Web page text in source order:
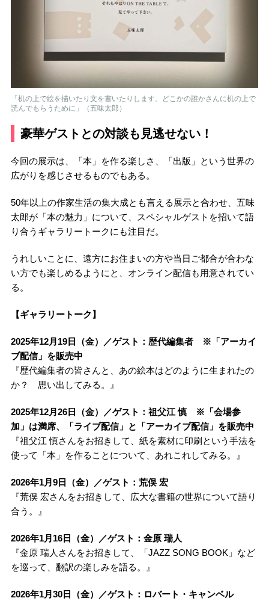
「机の上で絵を描いたり文を書いたりします。どこかの誰かさんに机の上で
読んでもらうために」（五味太郎）
豪華ゲストとの対談も見逃せない！
今回の展示は、「本」を作る楽しさ、「出版」という世界の
広がりを感じさせるものでもある。
50年以上の作家生活の集大成とも言える展示と合わせ、五味
太郎が「本の魅力」について、スペシャルゲストを招いて語
り合うギャラリートークにも注目だ。
うれしいことに、遠方にお住まいの方や当日ご都合が合わな
い方でも楽しめるようにと、オンライン配信も用意されてい
る。
【ギャラリートーク】
2025年12月19日（金）／ゲスト：歴代編集者 ※「アーカイ
ブ配信」を販売中
『歴代編集者の皆さんと、あの絵本はどのように生まれたの
か？ 思い出してみる。』
2025年12月26日（金）／ゲスト：祖父江 慎 ※「会場参
加」は満席、「ライブ配信」と「アーカイブ配信」を販売中
『祖父江 慎さんをお招きして、紙を素材に印刷という手法を
使って「本」を作ることについて、あれこれしてみる。』
2026年1月9日（金）／ゲスト：荒俣 宏
『荒俣 宏さんをお招きして、広大な書籍の世界について語り
合う。』
2026年1月16日（金）／ゲスト：金原 瑞人
『金原 瑞人さんをお招きして、「JAZZ SONG BOOK」など
を巡って、翻訳の楽しみを語る。』
2026年1月30日（金）／ゲスト：ロバート・キャンベル